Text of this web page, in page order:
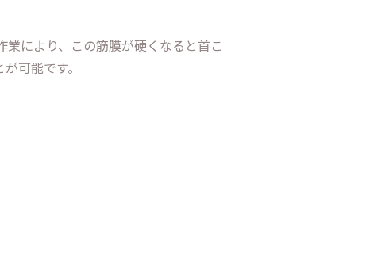
により、この筋膜が硬くなると首こ
可能です。